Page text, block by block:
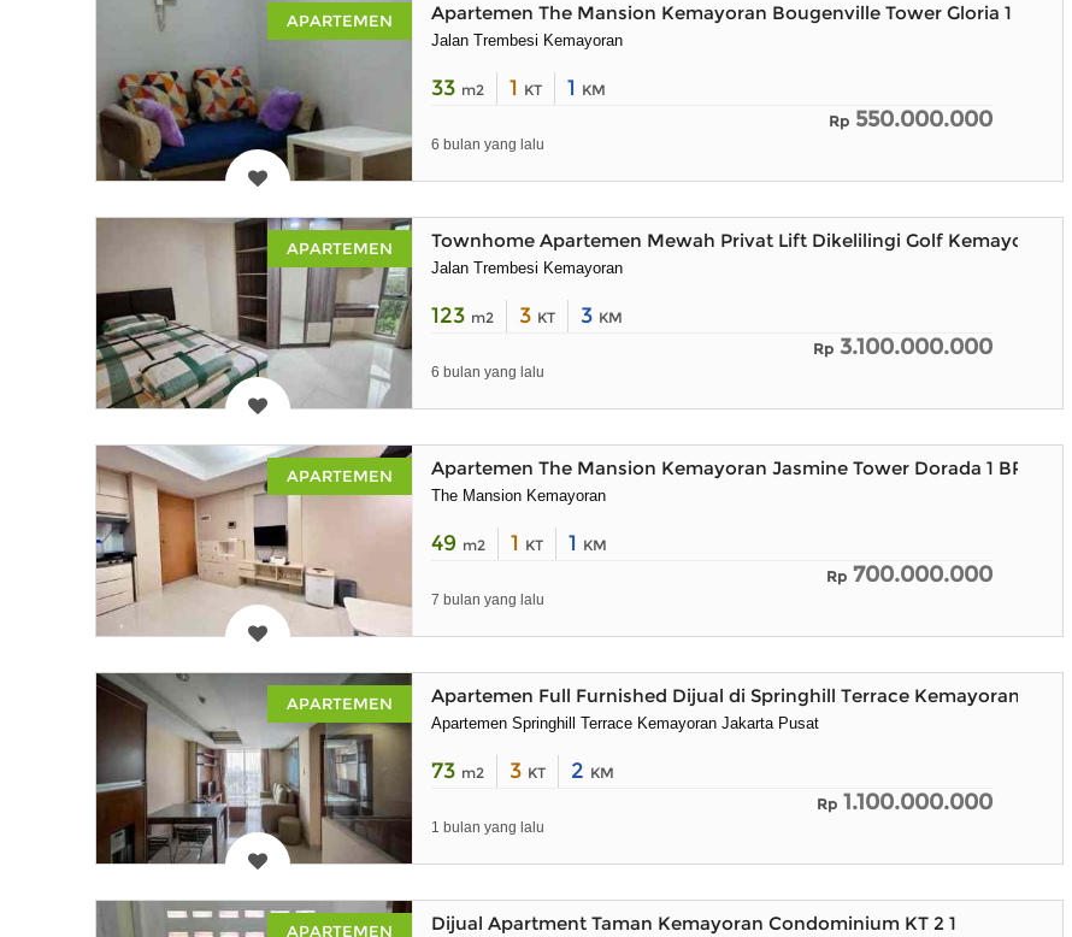
APARTEMEN Apartemen The Mansion Kemayoran Bougenville Tower Gloria 1 BR
Jalan Trembesi Kemayoran
33 m2 1 KT 1 KM
Rp 550.000.000
6 bulan yang lalu
APARTEMEN Townhome Apartemen Mewah Privat Lift Dikelilingi Golf Kemayoran
Jalan Trembesi Kemayoran
123 m2 3 KT 3 KM
Rp 3.100.000.000
6 bulan yang lalu
APARTEMEN Apartemen The Mansion Kemayoran Jasmine Tower Dorada 1 BR 49M
The Mansion Kemayoran
49 m2 1 KT 1 KM
Rp 700.000.000
7 bulan yang lalu
APARTEMEN Apartemen Full Furnished Dijual di Springhill Terrace Kemayoran Jakart
Apartemen Springhill Terrace Kemayoran Jakarta Pusat
73 m2 3 KT 2 KM
Rp 1.100.000.000
1 bulan yang lalu
APARTEMEN Dijual Apartment Taman Kemayoran Condominium KT 2 1